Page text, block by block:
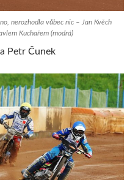
nerozhodla vůbec nic – Jan Kvěch
Kuchařem (modrá)
Petr Čunek